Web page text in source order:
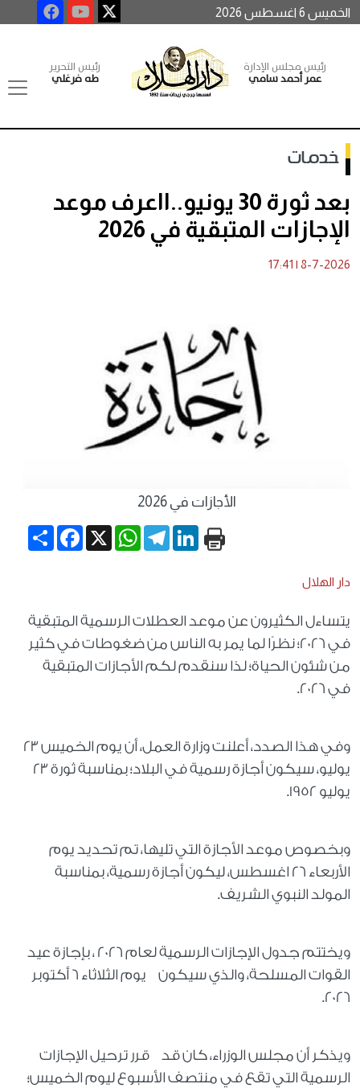
الخميس 6 اغسطس 2026
رئيس مجلس الإدارة
عمر أحمد سامي
رئيس التحرير
طه فرغلي
خدمات
بعد ثورة 30 يونيو..ااعرف موعد
الإجازات المتبقية في 2026
8-7-2026
|
17:41
الأجازات في 2026
Share
Facebook X
WhatsApp
TelegramLinkedIn
دار الهلال
يتساءل الكثيرون عن موعد العطلات الرسمية المتبقية
في 2026؛ نظرًا لما يمر به الناس من ضغوطات في كثير
من شئون الحياة؛ لذا سنقدم لكم الأجازات المتبقية
في 2026.
وفي هذا الصدد، أعلنت وزارة العمل، أن يوم الخميس 23
يوليو، سيكون أجازة رسمية في البلاد؛ بمناسبة ثورة 23
يوليو 1952.
وبخصوص موعد الأجازة التي تليها، تم تحديد يوم
الأربعاء 26 اغسطس، ليكون أجازة رسمية، بمناسبة
المولد النبوي الشريف.
ويختتم جدول الإجازات الرسمية لعام 2026 ، بإجازة عيد
القوات المسلحة، والذي سيكون يوم الثلاثاء 6 أكتوبر
2026.
ويذكر أن مجلس الوزراء، كان قد قرر ترحيل الإجازات
الرسمية التي تقع في منتصف الأسبوع ليوم الخميس؛